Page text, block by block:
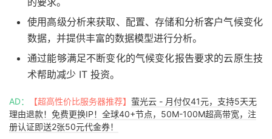
使用高级分析来获取、配置、存储和分析客户气候变化
数据，并提供丰富的数据模型进行分析。
通过能够满足不断变化的气候变化报告要求的云原生技
术帮助减少 IT 投资。
AD： 【超高性价比服务器推荐】 萤光云 - 月付仅41元，支持5天无
理由退款！免费更换IP！全球40+节点，50M-100M超高带宽，注
册认证即送2张50元代金券！